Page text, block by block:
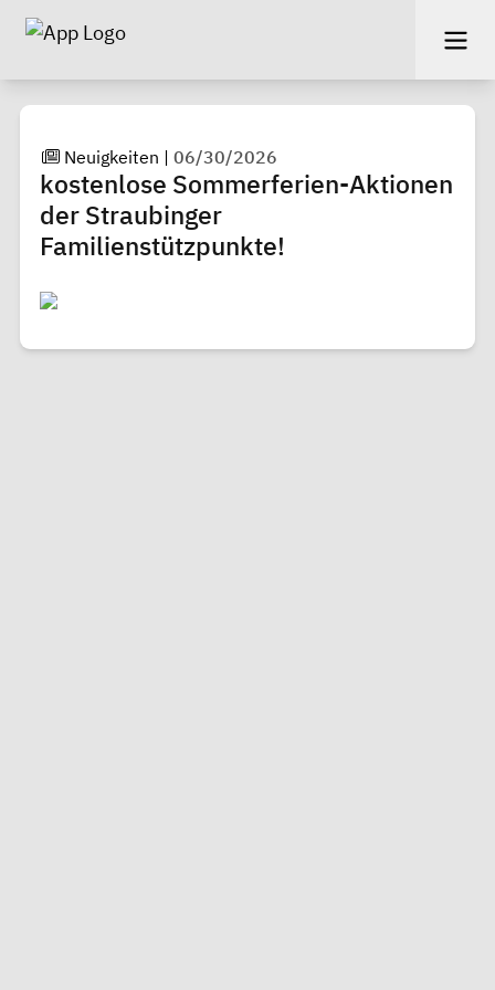
Neuigkeiten |06/30/2026
kostenlose Sommerferien-Aktionen
der Straubinger
Familienstützpunkte!